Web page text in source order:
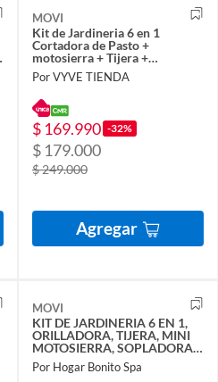
MOVI
Kit de Jardineria 6 en 1
Cortadora de Pasto +
motosierra + Tijera +
Sopladora
Por VYVE TIENDA
$ 169.990 -32%
$ 179.000
$ 249.000
Agregar
MOVI
KIT DE JARDINERIA 6 EN 1,
ORILLADORA, TIJERA, MINI
MOTOSIERRA, SOPLADORA,2
CORTA SETOS Y BRAZO
TELESCOPICO
Por Hogar Bonito Spa